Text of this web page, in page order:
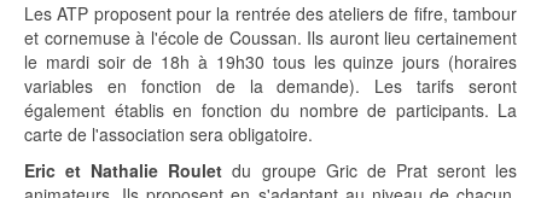
Les ATP proposent pour la rentrée des ateliers de fifre, tambour
et cornemuse à l'école de Coussan. Ils auront lieu certainement
le mardi soir de 18h à 19h30 tous les quinze jours (horaires
variables en fonction de la demande). Les tarifs seront
également établis en fonction du nombre de participants. La
carte de l'association sera obligatoire.
Eric et Nathalie Roulet du groupe Gric de Prat seront les